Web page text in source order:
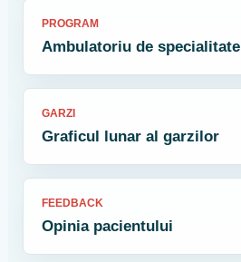
PROGRAM
Ambulatoriu de specialitate
GARZI
Graficul lunar al garzilor
FEEDBACK
Opinia pacientului